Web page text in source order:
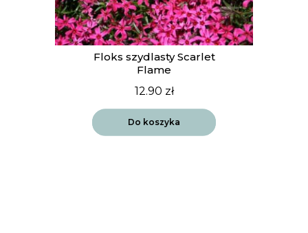
Floks szydlasty Scarlet
Flame
12.90 zł
Do koszyka